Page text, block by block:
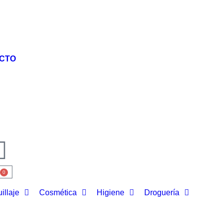
0
Cosmética Higiene Droguería